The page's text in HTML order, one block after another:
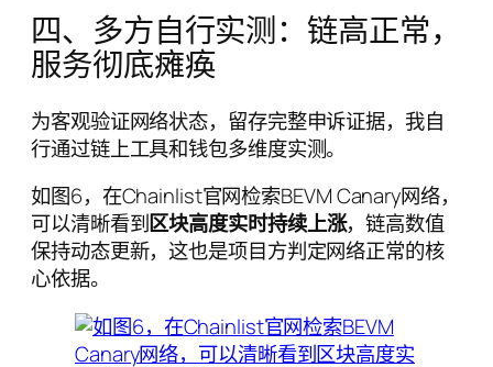
四、多方自行实测：链高正常，
服务彻底瘫痪
为客观验证网络状态，留存完整申诉证据，我自
行通过链上工具和钱包多维度实测。
如图6，在Chainlist官网检索BEVM Canary网络，
可以清晰看到区块高度实时持续上涨，链高数值
保持动态更新，这也是项目方判定网络正常的核
心依据。